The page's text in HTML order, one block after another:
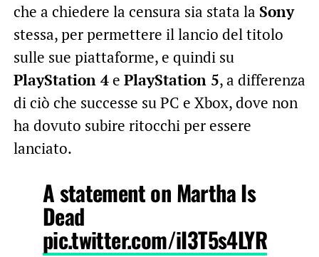
che a chiedere la censura sia stata la Sony
stessa, per permettere il lancio del titolo
sulle sue piattaforme, e quindi su
PlayStation 4e PlayStation 5, a differenza
di ciò che successe su PC e Xbox, dove non
ha dovuto subire ritocchi per essere
lanciato.
A statement on Martha Is
Dead
pic.twitter.com/iI3T5s4LYR